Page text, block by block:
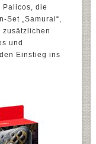
Palicos, die
Set „Samurai“,
zusätzlichen
und
Einstieg ins